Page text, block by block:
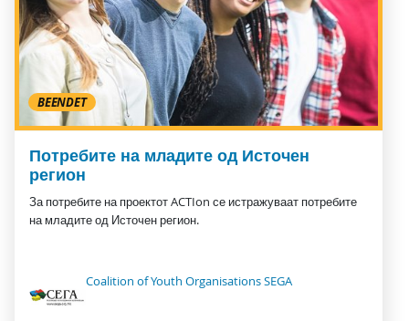
BEENDET
Потребите на младите од Источен
регион
За потребите на проектот ACTIon се истражуваат потребите
на младите од Источен регион.
Coalition of Youth Organisations SEGA